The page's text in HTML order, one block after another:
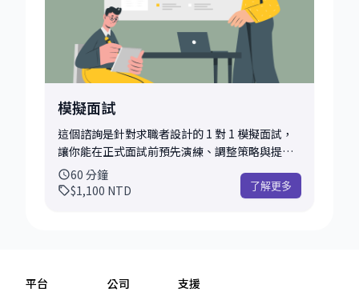
的提問或情境來聊，通常會更有幫助！ 常見會聊
到的主題有： • 想轉職但還不確定方向 • 工作
一段時間後感到卡關、沒動力 • 不知道目前的技
能夠不夠應徵某個職位 • 想了解某個領域的工作
內容或準備方法 • 或是任何和職涯有關的問題，
都歡迎提出來聊聊 這場 Coffee Chat 沒有制式的
流程，會根據你的情況來聊。我會用自己的經驗
和觀察，提供一些想法、建議或參考資料。希望
在這段輕鬆的對話裡，能讓你對未來多一點信
心，也更知道接下來可以怎麼走。如果你之後想
要更深入探討某個主題，也可以考慮再預約進一
步的諮詢。 註：所有觀點僅代表個人產業觀察，
模擬面試
這個諮詢是針對求職者設計的 1 對 1 模擬面試，
讓你能在正式面試前預先演練、調整策略與提升
自信。我會根據你應徵的職位、公司與面試形
式，設計最貼近實戰的模擬流程，並在每個環節
(Hiring Manager Screen) 你可以在預約時提供
履歷、求職目標職位與預期模擬內容，我會根據
60 分鐘
$1,100 NTD 了解更多
平台 公司 支援